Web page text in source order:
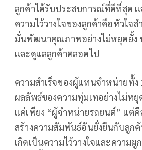
ลูกค้าได้รับประสบการณ์ที่ดีที่สุด
ความไว้วางใจของลูกค้าคือหัวใจ
มั่นพัฒนาคุณภาพอย่างไม่หยุดยั้ง
และดูแลลูกค้าตลอดไป
ความสำเร็จของผู้แทนจำหน่ายทั้ง
ผลลัพธ์ของความทุ่มเทอย่างไม่หยุ
แค่เพียง “ผู้จำหน่ายรถยนต์” แต่คื
สร้างความสัมพันธ์อันยั่งยืนกับลูก
เกิดเป็นความไว้วางใจและความ